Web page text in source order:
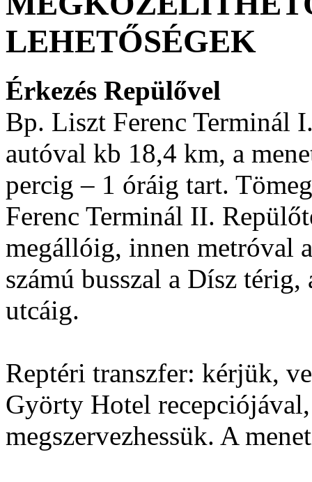
LEHETŐSÉGEK
Érkezés Repülővel
Bp. Liszt Ferenc Terminál
autóval kb 18,4 km, a
percig – 1 óráig tart.
Ferenc Terminál II.
megállóig, innen metróval
számú busszal a Dísz térig,
utcáig.
Reptéri transzfer: kérjük,
Györty Hotel
megszervezhessük. A